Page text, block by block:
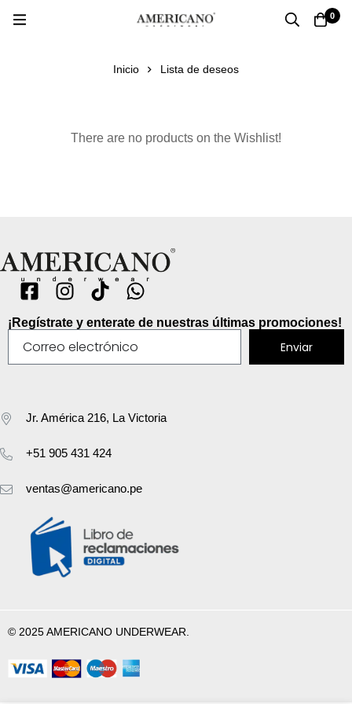
0
Inicio Lista de deseos
There are no products on the Wishlist!
¡Regístrate y enterate de nuestras últimas promociones!
Enviar
Jr. América 216, La Victoria
+51 905 431 424
ventas@americano.pe
© 2025 AMERICANO UNDERWEAR.